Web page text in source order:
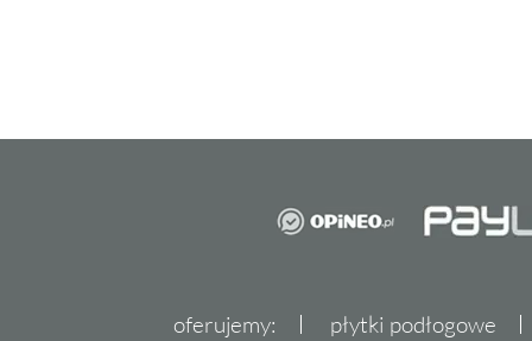
oferujemy: płytki podłogowe